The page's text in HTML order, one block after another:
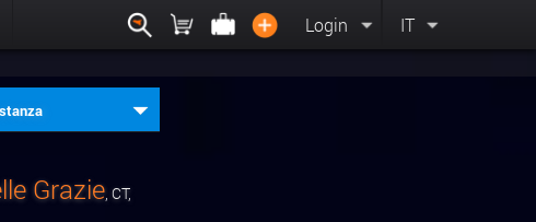
Login IT
Grazie , CT,